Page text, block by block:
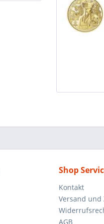
Shop
Kontakt
Versand
AGB